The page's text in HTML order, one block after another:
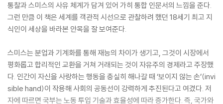
통찰과 스미스의 사유 체계가 담겨 있어 가히 통합 인문서의 느낌을 준다.
그런 만큼 이 책은 세계를 객관적 시선으로 관찰하려 했던 18세기 최고 지
식인이 세상을 바라본 안목을 잘 보여준다.
스미스는 분업과 기계화를 통해 재능의 차이가 생기고, 그것이 시장에서
평화롭고 합리적인 교환을 거쳐 거래되는 것이 자유주의 경제라고 주장했
다. 인간이 자신을 사랑하는 행동을 충실히 해나갈 때 ‘보이지 않는 손’(invi
sible hand)이 작용해 사회의 공동선이 강력하게 추진된다고 여겼다. 저
자에 따르면 국부는 노동 투입 기술과 효율성에 따라 증가한다. 즉, 국가와